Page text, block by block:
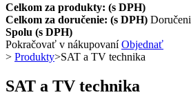
Celkom za produkty: (s DPH)
Celkom za doručenie: (s DPH)
Spolu (s DPH)
Pokračovať v nákupovaníObjednať
> Produkty>SAT a TV technika
SAT a TV technika